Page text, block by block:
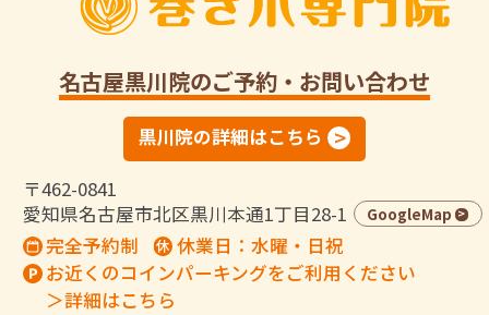
名古屋黒川院のご予約・お問い合わせ
黒川院の詳細はこちら
〒462-0841
愛知県名古屋市北区黒川本通1丁目28-1
GoogleMap
完全予約制
休業日：水曜・日祝
お近くのコインパーキングをご利用ください
＞詳細はこちら